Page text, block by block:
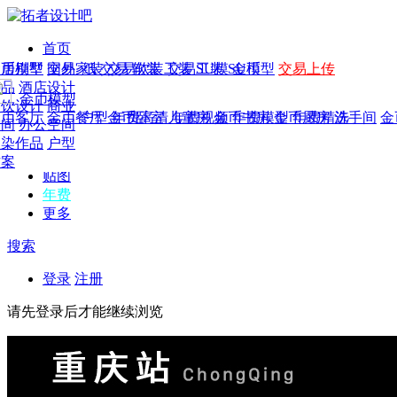
首页
发现
年费 作品 图纸 交易 软装 工装 SU模 金币
年费版块
费图纸 年费户型 年费高清 年费视频 年费模型 年费精选
作品
别墅 国外
酒店设计
设计 商业
办公空间
作品 户型
模型
模型 交易家装 交易软装 交易工装 SU模型 交易上传
金币模型
客厅 金币餐厅 金币卧室 儿童房 金币书房 金币厨房 洗手间 金
CAD
概念
贴图
年费
更多
搜索
登录 注册
请先登录后才能继续浏览